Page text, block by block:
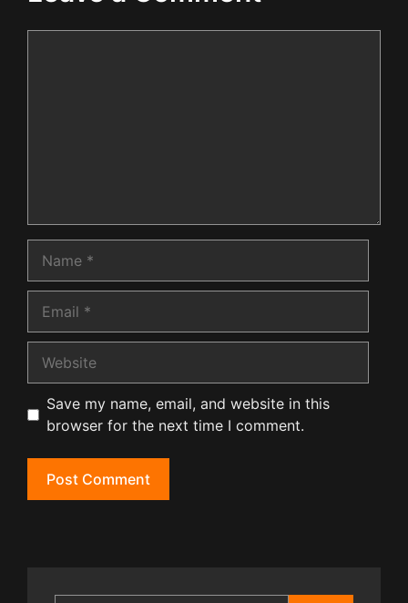
Save my name, email, and website in this
browser for the next time I comment.